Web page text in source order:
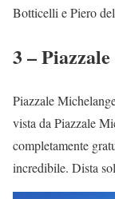
Botticelli e Piero
3 –
Piazzale
vista da Piazzale
completamente
incredibile. Dista